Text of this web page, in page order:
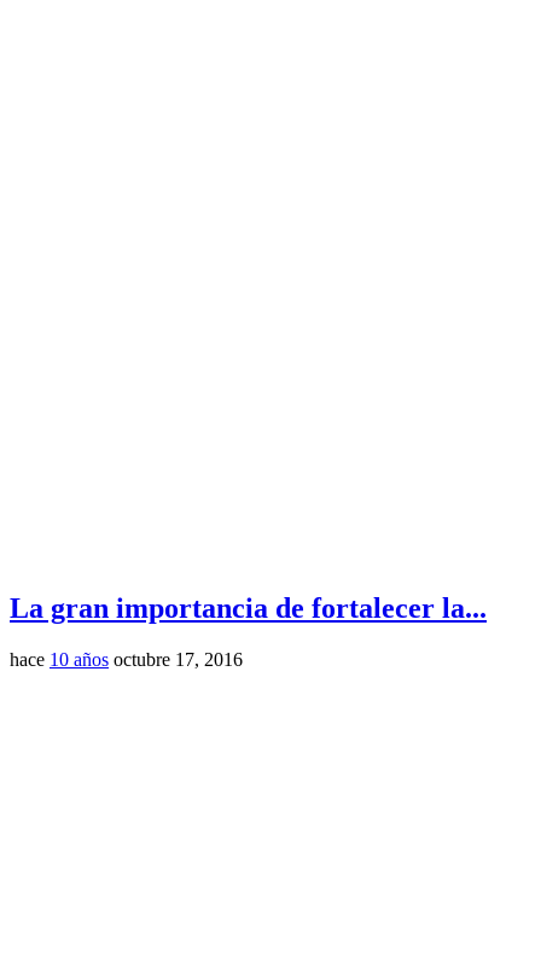
La gran importancia de fortalecer la...
hace 10 años octubre 17, 2016